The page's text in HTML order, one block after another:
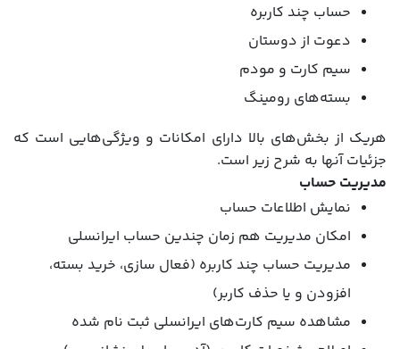
حساب چند کاربره
دعوت از دوستان
سیم کارت و مودم
بسته‌های رومینگ
هریک از بخش‌های بالا دارای امکانات و ویژگی‌هایی است که
جزئیات آنها به شرح زیر است.
مدیریت حساب
نمایش اطلاعات حساب
امکان مدیریت هم زمان چندین حساب ایرانسلی
مدیریت حساب چند کاربره (فعال سازی، خرید بسته،
افزودن و یا حذف کاربر)
مشاهده سیم کارت‌های ایرانسلی ثبت نام شده